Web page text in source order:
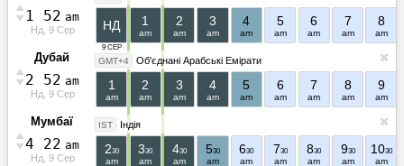
1 52 am
Нд, 9 Сер
9 СЕР
НД 1
am
2
am
3
am
4
am
5
am
6
am
7
am
8
am
Дубай GMT+4 Об'єднані Арабські Емірати
2 52 am
Нд, 9 Сер
1
am
2
am
3
am
4
am
5
am
6
am
7
am
8
am
9
am
Мумбаї IST Індія
4 22 am
Нд, 9 Сер
230
am
330
am
430
am
530
am
630
am
730
am
830
am
930
am
1030
am